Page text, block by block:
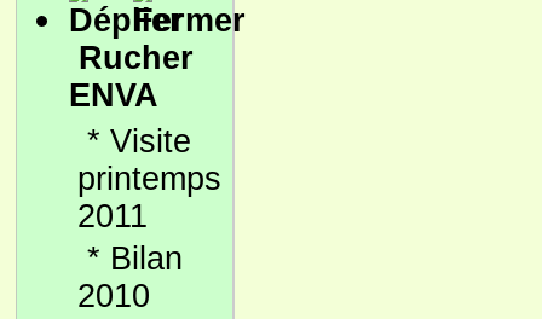
Rucher
ENVA
* Visite
printemps
2011
* Bilan
2010